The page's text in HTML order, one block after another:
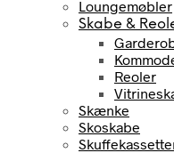
Loungemøbler
Skabe &
Reoler
Skænke
Skoskabe